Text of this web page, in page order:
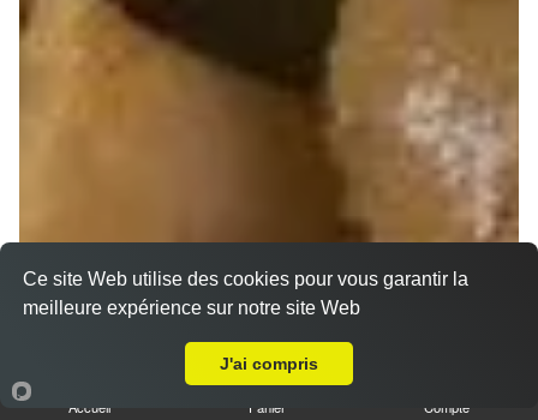
Accueil Panier Compte
Ce site Web utilise des cookies pour vous garantir la
meilleure expérience sur notre site Web
J'ai compris